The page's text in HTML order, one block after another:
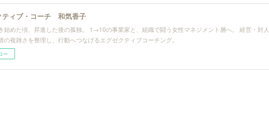
ティブ・コーチ 和気香子
始めた頃、昇進した後の孤独。 1→10の事業家と、組織で闘う女性マネジメント層へ。 経営・対人
の複雑さを整理し、行動へつなげるエグゼクティブコーチング。
ー